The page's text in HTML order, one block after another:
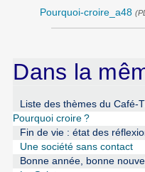
Pourquoi-croire_a48
Dans la
Liste des thèmes du Café-
Pourquoi croire ?
Fin de vie : état des
Une société sans contact
Bonne année, bonne